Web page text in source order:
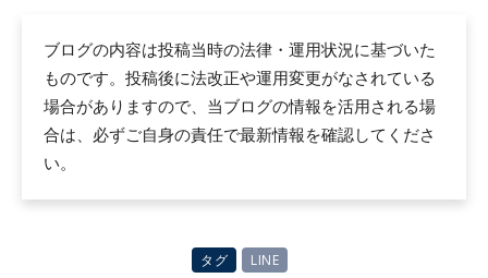
ブログの内容は投稿当時の法律・運用状況に基づいた
ものです。投稿後に法改正や運用変更がなされている
場合がありますので、当ブログの情報を活用される場
合は、必ずご自身の責任で最新情報を確認してくださ
い。
タグ LINE